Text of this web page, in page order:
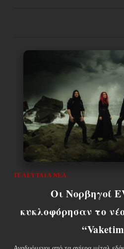
ΤΕΛΕΥΤΑΊΑ ΝΈΑ
Οι Νορβηγοί
κυκλοφόρησαν το